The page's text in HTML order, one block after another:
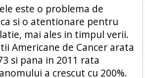
este o problema de
si o atentionare pentru
mai ales in timpul verii.
Americane de Cancer arata
si pana in 2011 rata
a crescut cu 200%.